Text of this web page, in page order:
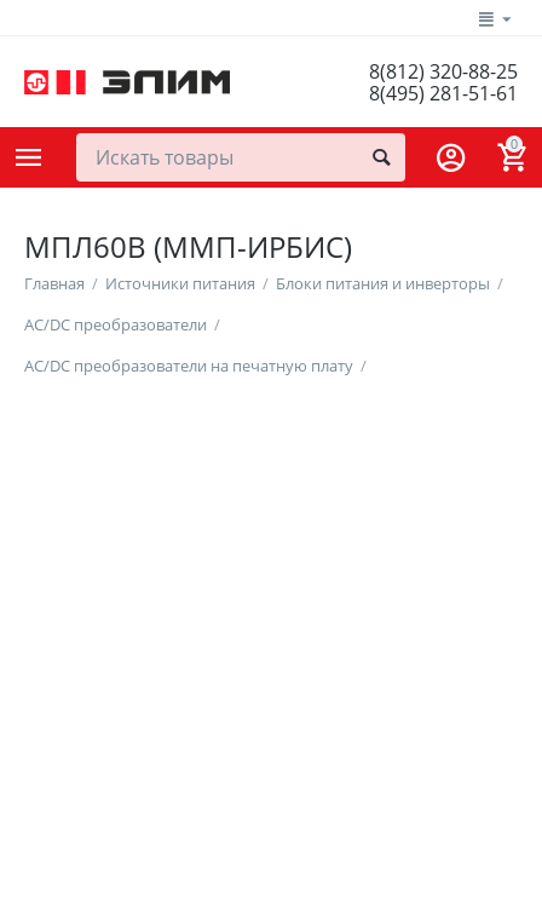
8(812) 320-88-25
8(495) 281-51-61
0
МПЛ60В (ММП-ИРБИС)
Главная / Источники питания / Блоки питания и инверторы /
AC/DC преобразователи /
AC/DC преобразователи на печатную плату /